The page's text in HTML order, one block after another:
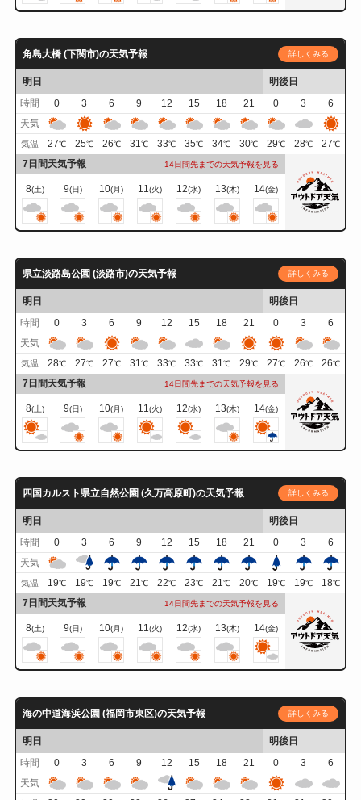
角島大橋 (下関市)の天気予報 詳しくみる
明日
明後日
時間
0 3 6 9 12 15 18 21 0 3
6
天気
気温 27℃ 25℃ 26℃ 31℃ 33℃ 35℃ 34℃ 30℃ 29℃ 28℃ 27℃
7日間天気予報 14日間先までの天気予報を見る
8(土) 9(日) 10(月) 11 (火) 12(水) 13(木) 14(金)
県立淡路島公園 (淡路市)の天気予報 詳しくみる
明日
明後日
時間
0 3 6 9 12 15 18 21 0 3
6
天気
気温 28℃ 27℃ 27℃ 31℃ 33℃ 33℃ 31℃ 29℃ 27℃ 26℃ 26℃
7日間天気予報 14日間先までの天気予報を見る
8(土) 9(日) 10(月) 11(火) 12(水) 13(木) 14(金)
四国カルスト県立自然公園 (久万高原町)の天気予報 詳しくみる
明日
明後日
時間
0 3 6 9 12 15 18 21 0 3
6
天気
気温 19℃ 19℃ 19℃ 21℃ 22℃ 23℃ 21℃ 20℃ 19℃ 19℃ 18℃
7日間天気予報 14日間先までの天気予報を見る
8(土) 9(日) 10(月) 11(火) 12(水) 13(木) 14(金)
海の中道海浜公園 (福岡市東区)の天気予報 詳しくみる
明日
明後日
時間
0 3 6 9 12 15 18 21 0 3
6
天気